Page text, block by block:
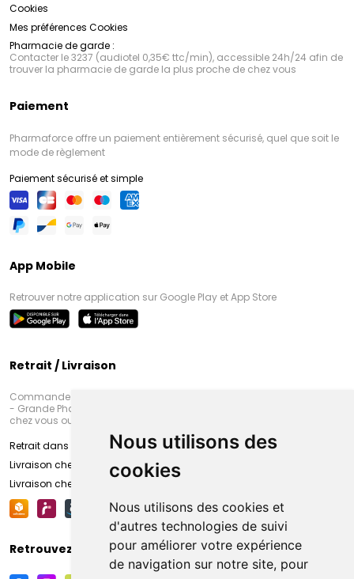
Nous utilisons des
cookies
Nous utilisons des cookies et
d'autres technologies de suivi
pour améliorer votre expérience
de navigation sur notre site, pour
Cookies
Mes préférences Cookies
Pharmacie de garde :
Contacter le 3237 (audiotel 0,35€ ttc/min), accessible 24h/24 afin de
trouver la pharmacie de garde la plus proche de chez vous
Paiement
Pharmaforce offre un paiement entièrement sécurisé, quel que soit le
mode de règlement
Paiement sécurisé et simple
App Mobile
Retrouver notre application sur Google Play et App Store
Retrait / Livraison
Commandez en ligne et venez chercher votre commande à Amiens
- Grande Pharmacie d’Amiens (Fachon) ou recevez-là rapidement
chez vous ou en point retrait
Retrait dans la pharmacie d’Amiens
Livraison chez vous
Livraison chez votre commerçant
Retrouvez-nous sur vos réseaux sociaux